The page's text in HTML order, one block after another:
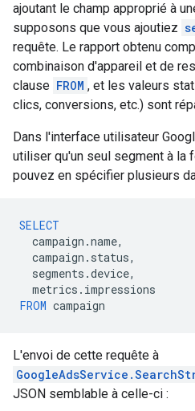
ajoutant le champ approprié à
supposons que vous ajoutiez
requête. Le rapport obtenu
combinaison d'appareil et de
clause FROM , et les valeurs
clics, conversions, etc.) sont
Dans l'interface utilisateur
utiliser qu'un seul segment à la
pouvez en spécifier plusieurs
SELECT
campaign .name,
campaign . status,
segments .device,
metrics . impressions
FROM campaign
L'envoi de cette requête à
JSON semblable à celle-ci :